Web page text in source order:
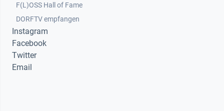
F(L)OSS Hall of Fame
Footer 4
DORFTV empfangen
Instagram
Facebook
Twitter
Email